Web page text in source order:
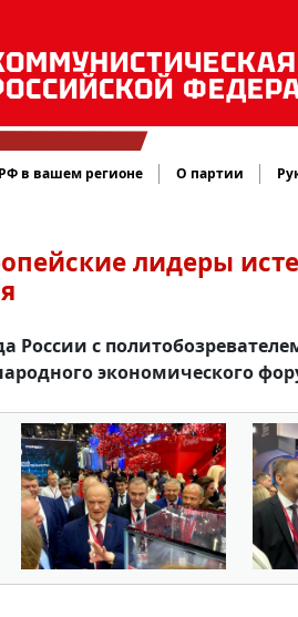
в вашем регионе О партии
лидеры
России с
экономического